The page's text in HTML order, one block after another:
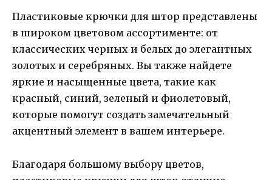
Пластиковые крючки для штор представлены
в широком цветовом ассортименте: от
классических черных и белых до элегантных
золотых и серебряных. Вы также найдете
яркие и насыщенные цвета, такие как
красный, синий, зеленый и фиолетовый,
которые помогут создать замечательный
акцентный элемент в вашем интерьере.
Благодаря большому выбору цветов,